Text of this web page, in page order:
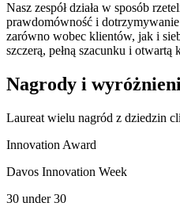
Nasz zespół działa w sposób
prawdomówność i
zarówno wobec klientów, jak i
szczerą, pełną szacunku i otwartą
Nagrody i
Laureat wielu nagród z dziedzin
Innovation Award
Davos Innovation Week
30 under 30